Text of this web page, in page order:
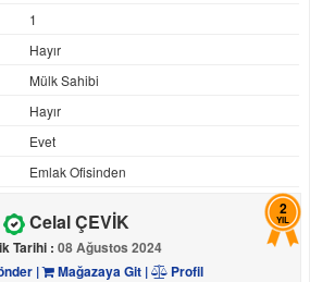
1
Hayır
Mülk Sahibi
Hayır
Evet
Emlak Ofisinden
2
YIL
Celal ÇEVİK
Tarihi : 08 Ağustos 2024
| Mağazaya Git| Profil